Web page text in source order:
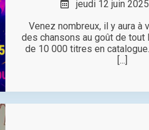
jeudi 12 juin 2025
Venez nombreux, il y aura à
des chansons au goût de tout
de 10 000 titres en
[...]